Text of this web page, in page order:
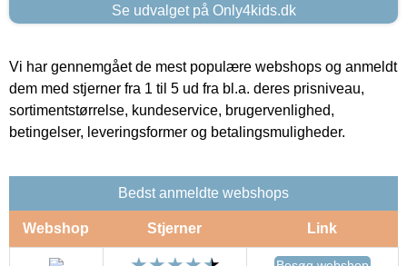
Se udvalget på Only4kids.dk
Vi har gennemgået de mest populære webshops og anmeldt
dem med stjerner fra 1 til 5 ud fra bl.a. deres prisniveau,
sortimentstørrelse, kundeservice, brugervenlighed,
betingelser, leveringsformer og betalingsmuligheder.
Bedst anmeldte webshops
Webshop Stjerner Link